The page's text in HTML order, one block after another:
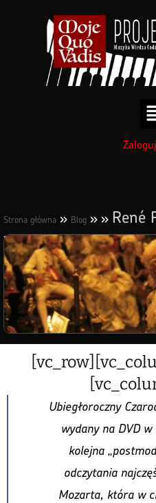
Strona główna » Blog » » René
Zauberflote – O Isis
Ubiegłoroczny
wydany na DVD
kolejna
odczytania
Mozarta, która w